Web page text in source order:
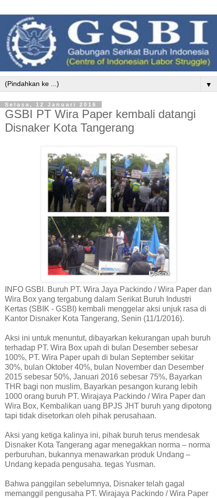
▼
Selasa, 12 Januari 2016
GSBI PT Wira Paper kembali datangi
Disnaker Kota Tangerang
INFO GSBI. Buruh PT. Wira Jaya Packindo / Wira Paper dan
Wira Box yang tergabung dalam Serikat Buruh Industri
Kertas (SBIK - GSBI) kembali menggelar aksi unjuk rasa di
Kantor Disnaker Kota Tangerang, Senin (11/1/2016).
Aksi ini untuk menuntut, dib‎ayarkan kekurangan upah buruh
terhadap PT. Wira Box upah di bulan Desember sebesar
100%, PT. Wira Paper upah di bulan September sekitar
30%, bulan Oktober 40%, bulan November dan Desember
2015 sebesar 50%, Januari 2016 sebesar 75%, Bayarkan
THR bagi non muslim, Bayarkan pesangon kurang lebih
1000 orang buruh PT. Wirajaya Packindo / Wira Paper dan
Wira Box, Kembalikan uang BPJS JHT buruh yang dipotong
tapi tidak disetorkan oleh pihak perusahaan.
Aksi yang ketiga kalinya ini, pihak buruh terus mendesak
Disnaker Kota Tangerang agar menegakkan norma – norma
perburuhan, bukannya menawarkan produk Undang –
Undang kepada pengusaha. tegas Yusman.
Bahwa panggilan sebelumnya, Disnaker telah gagal
memanggil pengusaha PT. Wirajaya Packindo / Wira Paper